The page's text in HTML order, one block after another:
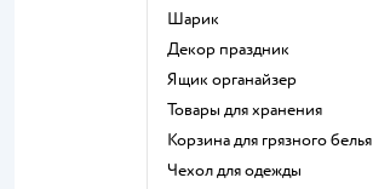
Шарик
Декор праздник
Ящик органайзер
Товары для хранения
Корзина для грязного белья
Чехол для одежды